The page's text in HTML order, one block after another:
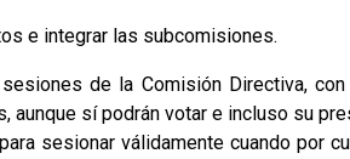
e integrar las subcomisiones.
de la Comisión Directiva,
aunque sí podrán votar e incluso su
sesionar válidamente cuando por